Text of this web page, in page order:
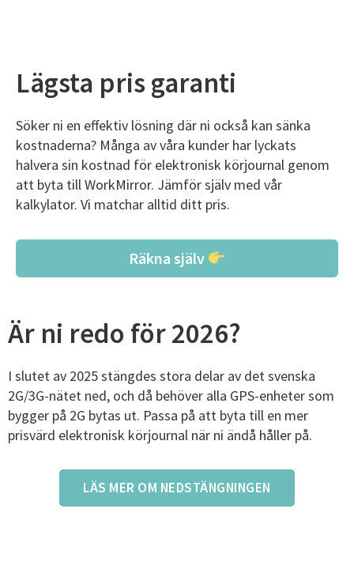
Lägsta pris garanti
Söker ni en effektiv lösning där ni också kan sänka
kostnaderna? Många av våra kunder har lyckats
halvera sin kostnad för elektronisk körjournal genom
att byta till WorkMirror. Jämför själv med vår
kalkylator. Vi matchar alltid ditt pris.
Räkna själv
Är ni redo för 2026?
I slutet av 2025 stängdes stora delar av det svenska
2G/3G-nätet ned, och då behöver alla GPS-enheter som
bygger på 2G bytas ut. Passa på att byta till en mer
prisvärd elektronisk körjournal när ni ändå håller på.
LÄS MER OM NEDSTÄNGNINGEN